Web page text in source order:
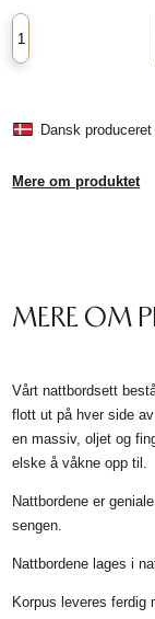
Dansk produceret
Mere om produktet
MERE OM
Vårt nattbordsett
flott ut på hver side
en massiv, oljet og
elske å våkne opp til.
Nattbordene er
sengen.
Nattbordene lages i
Korpus leveres ferdig